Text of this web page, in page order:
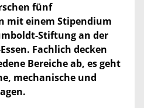
fünf
mit einem Stipendium
Stiftung an der
Fachlich decken
Bereiche ab, es geht
mechanische und